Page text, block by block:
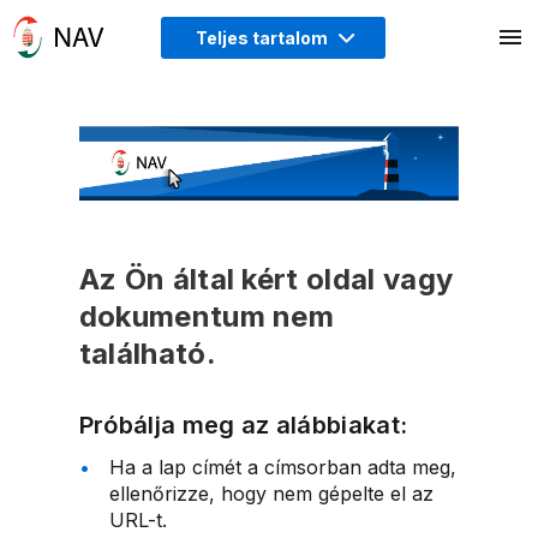
Teljes tartalom
Az Ön által kért oldal vagy
dokumentum nem
található.
Próbálja meg az alábbiakat:
Ha a lap címét a címsorban adta meg,
ellenőrizze, hogy nem gépelte el az
URL-t.